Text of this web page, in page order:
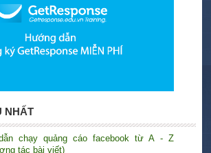
NHẤT
chạy quảng cáo facebook từ A - Z
tác bài viết)